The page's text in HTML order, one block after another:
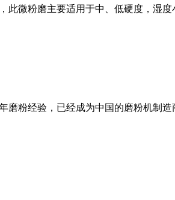
此微粉磨主要适用于中、低硬度，湿
磨粉经验，已经成为中国的磨粉机制